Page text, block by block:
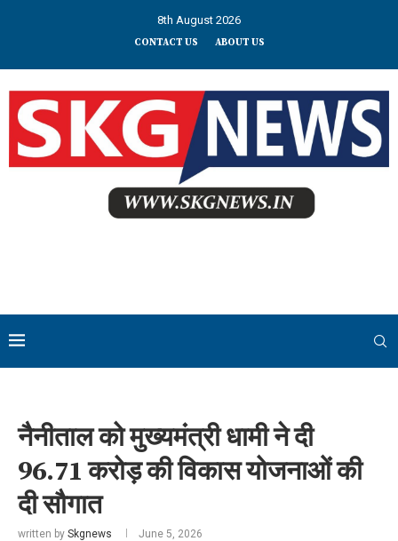
8th August 2026
CONTACT US ABOUT US
नैनीताल को मुख्यमंत्री धामी ने दी
96.71 करोड़ की विकास योजनाओं की
दी सौगात
written by Skgnews June 5, 2026